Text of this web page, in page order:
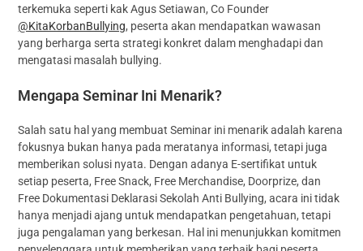
terkemuka seperti kak Agus Setiawan, Co Founder
@KitaKorbanBullying, peserta akan mendapatkan wawasan
yang berharga serta strategi konkret dalam menghadapi dan
mengatasi masalah bullying.
Mengapa Seminar Ini Menarik?
Salah satu hal yang membuat Seminar ini menarik adalah karena
fokusnya bukan hanya pada meratanya informasi, tetapi juga
memberikan solusi nyata. Dengan adanya E-sertifikat untuk
setiap peserta, Free Snack, Free Merchandise, Doorprize, dan
Free Dokumentasi Deklarasi Sekolah Anti Bullying, acara ini tidak
hanya menjadi ajang untuk mendapatkan pengetahuan, tetapi
juga pengalaman yang berkesan. Hal ini menunjukkan komitmen